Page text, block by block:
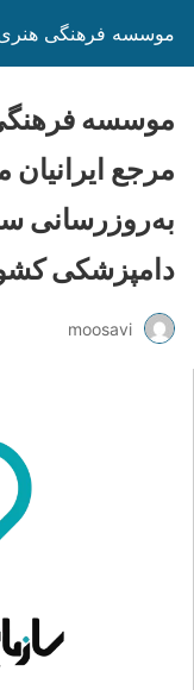
موسسه فرهنگی هنری
موسسه
مرجع
به‌‌روزرسانی
دامپزشکی
moosavi